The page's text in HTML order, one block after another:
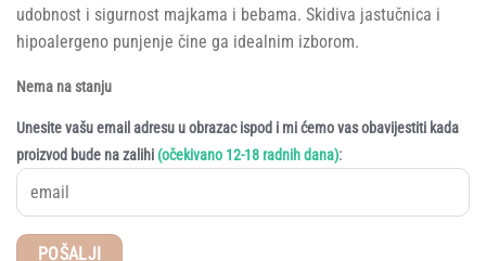
udobnost i sigurnost majkama i bebama. Skidiva jastučnica i
hipoalergeno punjenje čine ga idealnim izborom.
Nema na stanju
Unesite vašu email adresu u obrazac ispod i mi ćemo vas obavijestiti kada
proizvod bude na zalihi (očekivano 12-18 radnih dana):